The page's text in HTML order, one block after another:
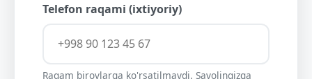
Telefon raqami (ixtiyoriy)
Raqam birovlarga ko'rsatilmaydi. Savolingizga